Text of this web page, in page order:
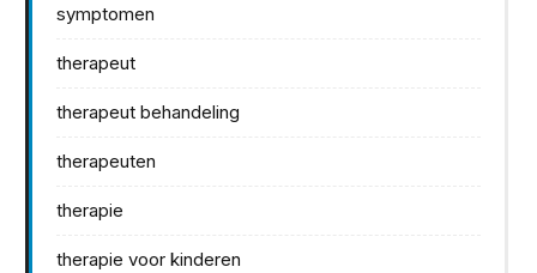
symptomen
therapeut
therapeut behandeling
therapeuten
therapie
therapie voor kinderen